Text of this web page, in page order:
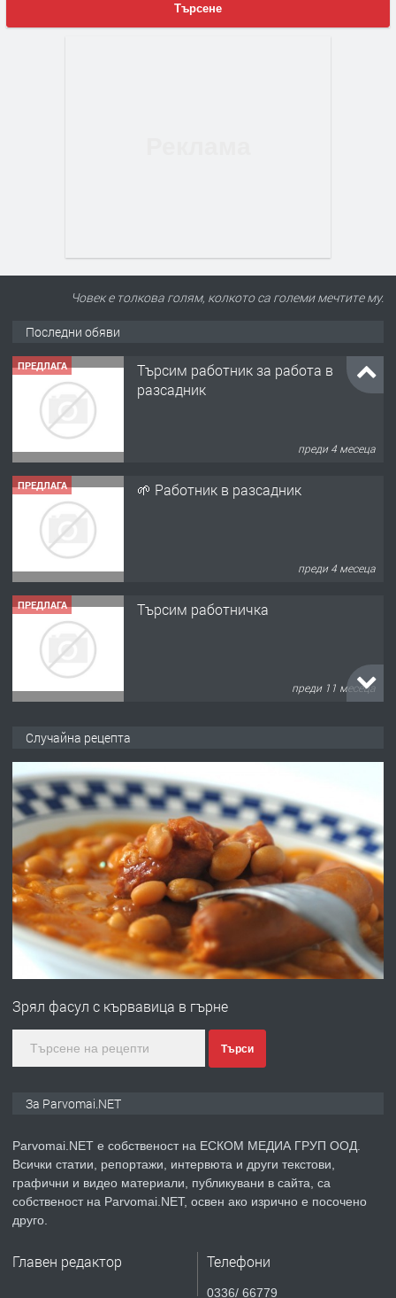
Търсене
Човек е толкова голям, колкото са големи мечтите му.
Последни обяви
ПРЕДЛАГА
Търсим работник за работа в
разсадник
преди 4 месеца
ПРЕДЛАГА 🌱 Работник в разсадник
преди 4 месеца
ПРЕДЛАГА Търсим работничка
преди 11 месеца
преди 1 година
ПРЕДЛАГА Работа за общи работници
преди 1 година
Първи поход "По стъпките на Ангел
преди 1 година
ПРЕДЛАГА Уроци по Математика
Случайна рецепта
Зрял фасул с кървавица в гърне
Търси
За Parvomai.NET
Parvomai.NET е собственост на ЕСКОМ МЕДИА ГРУП ООД.
Всички статии, репортажи, интервюта и други текстови,
графични и видео материали, публикувани в сайта, са
собственост на Parvomai.NET, освен ако изрично е посочено
друго.
Главен редактор Телефони
0336/ 66779